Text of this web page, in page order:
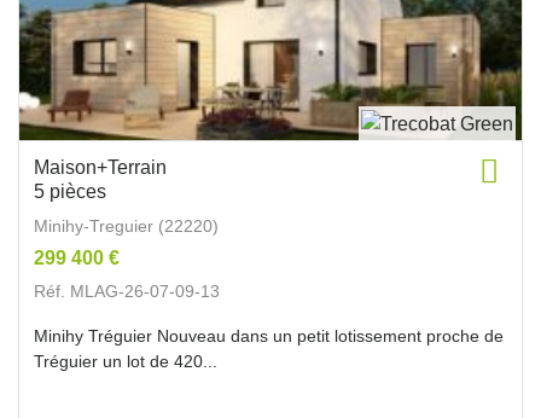
Maison+Terrain
5 pièces
Minihy-Treguier (22220)
299 400 €
Réf. MLAG-26-07-09-13
Minihy Tréguier Nouveau dans un petit lotissement proche de
Tréguier un lot de 420...